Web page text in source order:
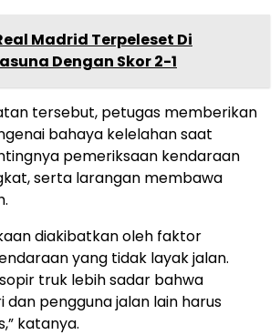
Madrid Terpeleset Di
Dengan Skor 2-1
tersebut, petugas memberikan
bahaya kelelahan saat
pemeriksaan kendaraan
serta larangan membawa
diakibatkan oleh faktor
yang tidak layak jalan.
truk lebih sadar bahwa
dan pengguna jalan lain harus
katanya.